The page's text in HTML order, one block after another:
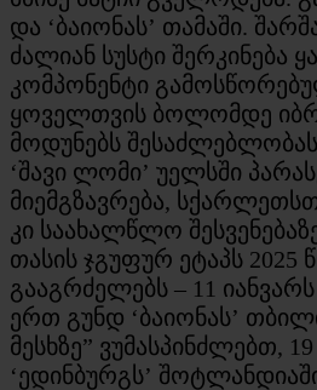
და ‘ბაიონას’ თამაში.
ძალიან სუსტი შერკინება
კომპონენტი
ყოველთვის ბოლომდე
მოდუნებს
‘შავი ლომი’ უელსში
მიემგზავრება,
კი საახალწლო
თასის ჯგუფურ ეტაპს 2025
გააგრძელებს – 11
ერთ გუნდ ‘ბაიონას’
მესხზე” ვუმასპინძლებთ,
‘ედინბურგს’